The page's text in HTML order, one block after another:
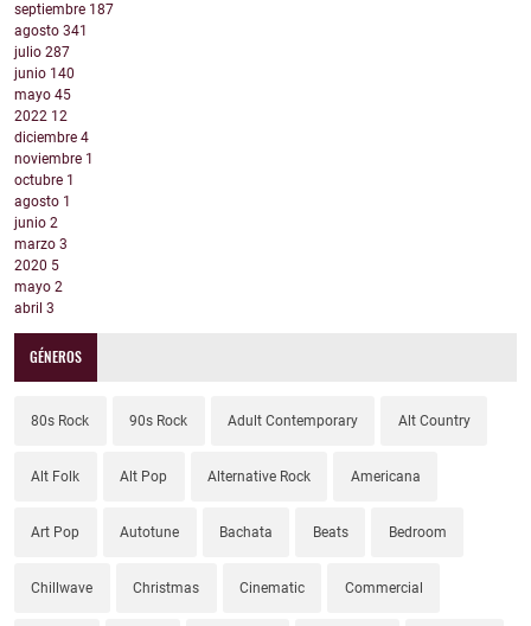
septiembre 187
agosto 341
julio 287
junio 140
mayo 45
2022 12
diciembre 4
noviembre 1
octubre 1
agosto 1
junio 2
marzo 3
2020 5
mayo 2
abril 3
GÉNEROS
80s Rock 90s Rock Adult Contemporary Alt Country
Alt Folk Alt Pop Alternative Rock Americana
Art Pop Autotune Bachata Beats Bedroom
Chillwave Christmas Cinematic Commercial